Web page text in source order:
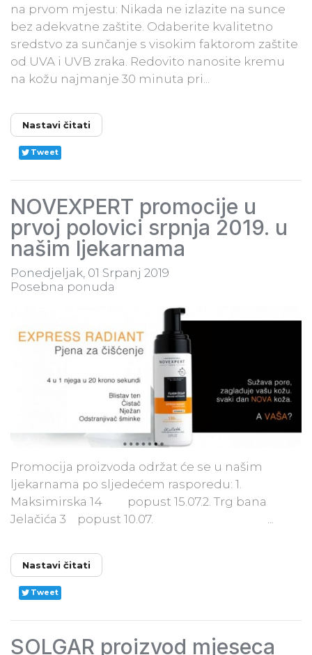
na prvom mjestu: Nikada ne izlazite na sunce
bez adekvatne zaštite. Odaberite kvalitetno
sredstvo za sunčanje s visokim faktorom zaštite
od UVA i UVB zraka. Redovito nanosite kremu
na kožu najmanje 30 minuta pri...
Nastavi čitati
Tweet
NOVEXPERT promocije u
prvoj polovici srpnja 2019. u
našim ljekarnama
Ponedjeljak, 01 Srpanj 2019
Posebna ponuda
Promocija proizvoda održat će se u našim
ljekarnama po sljedećem rasporedu: 1.
Maksimirska 14 popust 15.07.2. Trg bana
Jelačića 3 popust 10.07. ...
Nastavi čitati
Tweet
SOLGAR proizvod mjeseca